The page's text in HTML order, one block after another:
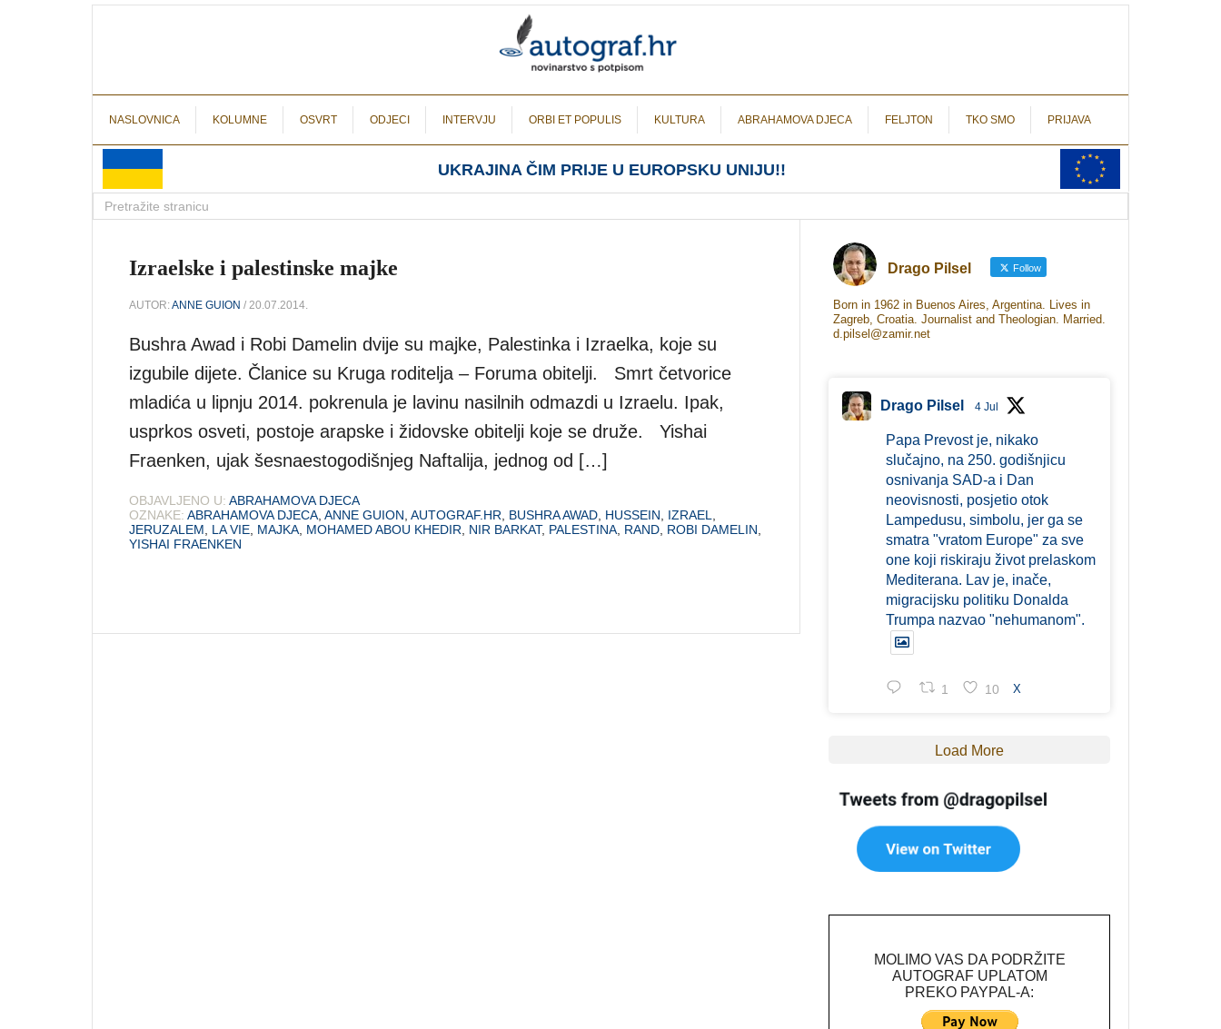
NASLOVNICA KOLUMNE OSVRT ODJECI INTERVJU ORBI ET POPULIS KULTURA ABRAHAMOVA DJECA FELJTON TKO SMO PRIJAVA
UKRAJINA ČIM PRIJE U EUROPSKU UNIJU!!
Izraelske i palestinske majke
AUTOR:ANNE GUION / 20.07.2014.
Bushra Awad i Robi Damelin dvije su majke, Palestinka i Izraelka, koje su
izgubile dijete. Članice su Kruga roditelja – Foruma obitelji. Smrt četvorice
mladića u lipnju 2014. pokrenula je lavinu nasilnih odmazdi u Izraelu. Ipak,
usprkos osveti, postoje arapske i židovske obitelji koje se druže. Yishai
Fraenken, ujak šesnaestogodišnjeg Naftalija, jednog od […]
OBJAVLJENO U: ABRAHAMOVA DJECA
OZNAKE: ABRAHAMOVA DJECA ANNE GUION AUTOGRAF.HR BUSHRA AWAD HUSSEIN IZRAEL
JERUZALEM
LA VIE MAJKA MOHAMED ABOU KHEDIR NIR BARKAT, PALESTINA RAND ROBI DAMELIN
YISHAI FRAENKEN
Drago Pilsel Follow
Born in 1962 in Buenos Aires, Argentina. Lives in
Zagreb, Croatia. Journalist and Theologian. Married.
d.pilsel@zamir.net
Drago Pilsel 4 Jul
Papa Prevost je, nikako
slučajno, na 250. godišnjicu
osnivanja SAD-a i Dan
neovisnosti, posjetio otok
Lampedusu, simbolu, jer ga se
smatra "vratom Europe" za sve
one koji riskiraju život prelaskom
Mediterana. Lav je, inače,
migracijsku politiku Donalda
Trumpa nazvao "nehumanom".
1 10 X
Load More
MOLIMO VAS DA PODRŽITE
AUTOGRAF UPLATOM
PREKO PAYPAL-A: